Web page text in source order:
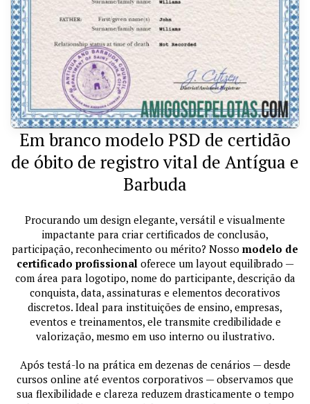
Em branco modelo PSD de certidão
de óbito de registro vital de Antígua e
Barbuda
Procurando um design elegante, versátil e visualmente
impactante para criar certificados de conclusão,
participação, reconhecimento ou mérito? Nosso modelo de
certificado profissional oferece um layout equilibrado —
com área para logotipo, nome do participante, descrição da
conquista, data, assinaturas e elementos decorativos
discretos. Ideal para instituições de ensino, empresas,
eventos e treinamentos, ele transmite credibilidade e
valorização, mesmo em uso interno ou ilustrativo.
Após testá-lo na prática em dezenas de cenários — desde
cursos online até eventos corporativos — observamos que
sua flexibilidade e clareza reduzem drasticamente o tempo